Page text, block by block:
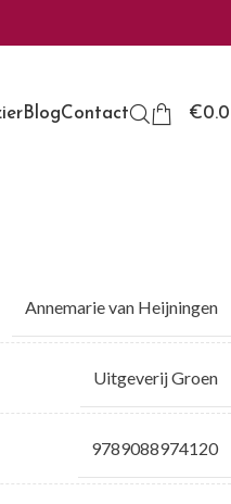
BlogContact €
Annemarie van Heijningen
Uitgeverij Groen
9789088974120